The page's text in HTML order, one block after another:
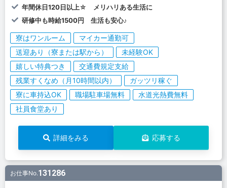
年間休日120日以上☆ メリハリある生活に
研修中も時給1500円 生活も安心♪
寮はワンルーム
マイカー通勤可
送迎あり（寮または駅から）
未経験OK
嬉しい特典つき
交通費規定支給
残業すくなめ（月10時間以内）
ガッツリ稼ぐ
寮に車持込OK
職場駐車場無料
水道光熱費無料
社員食堂あり
詳細をみる 応募する
お仕事No.131286